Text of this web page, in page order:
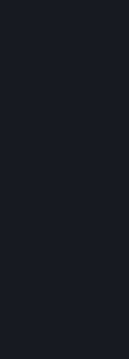
Създадохме
шлема, за да
преживяване
Изпитайте